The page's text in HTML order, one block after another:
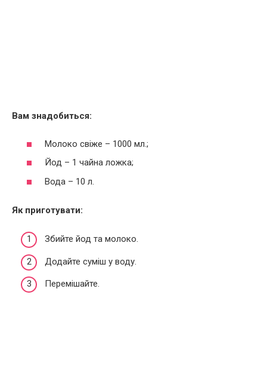
Вам знадобиться:
Молоко свіже – 1000 мл.;
Йод – 1 чайна ложка;
Вода – 10 л.
Як приготувати:
Збийте йод та молоко.
Додайте суміш у воду.
Перемішайте.